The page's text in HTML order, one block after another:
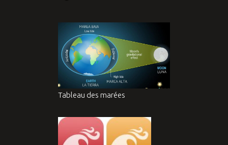
Tableau des marées